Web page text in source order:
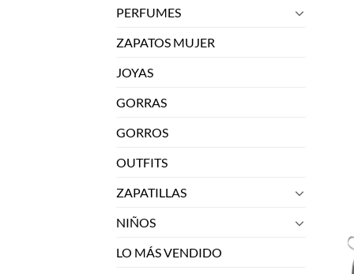
PERFUMES
ZAPATOS MUJER
JOYAS
GORRAS
GORROS
OUTFITS
ZAPATILLAS
NIÑOS
LO MÁS VENDIDO